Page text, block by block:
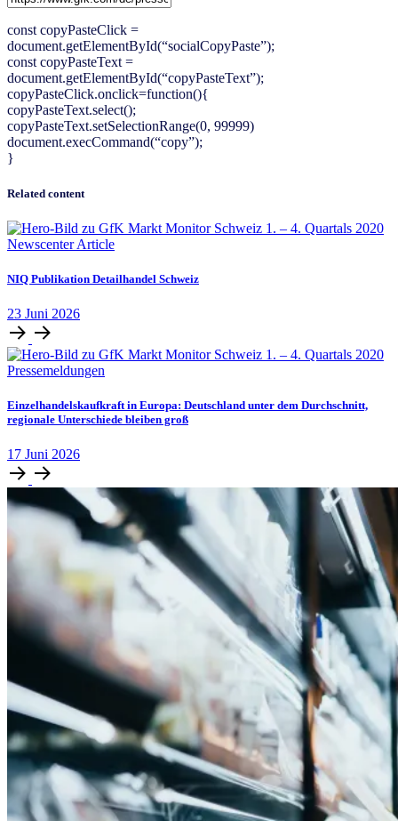
const copyPasteClick =
document.getElementById(“socialCopyPaste”);
const copyPasteText =
document.getElementById(“copyPasteText”);
copyPasteClick.onclick=function(){
copyPasteText.select();
copyPasteText.setSelectionRange(0, 99999)
document.execCommand(“copy”);
}
Related content
Newscenter Article
NIQ Publikation Detailhandel Schweiz
23 Juni 2026
Pressemeldungen
Einzelhandelskaufkraft in Europa: Deutschland unter dem Durchschnitt,
regionale Unterschiede bleiben groß
17 Juni 2026